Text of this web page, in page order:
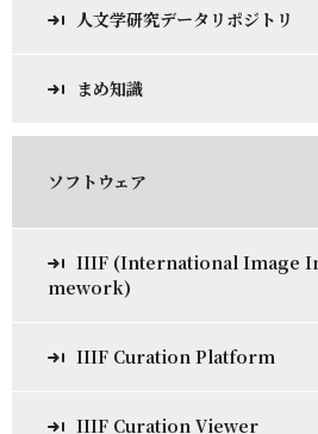
人文学研究データリポジトリ
まめ知識
ソフトウェア
IIIF (International Image
mework)
IIIF Curation Platform
IIIF Curation Viewer